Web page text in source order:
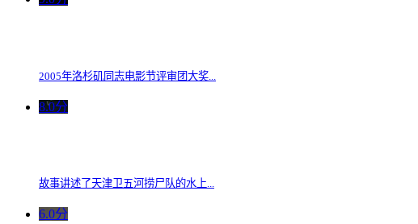
2005年洛杉矶同志电影节评审团大奖...
8.0分
故事讲述了天津卫五河捞尸队的水上...
6.0分